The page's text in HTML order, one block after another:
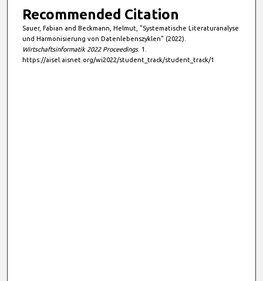
sRecommended Citation
Sauer, Fabian and Beckmann, Helmut, "Systematische Literaturanalyse
und Harmonisierung von Datenlebenszyklen" (2022).
Wirtschaftsinformatik 2022 Proceedings. 1.
https://aisel.aisnet.org/wi2022/student_track/student_track/1